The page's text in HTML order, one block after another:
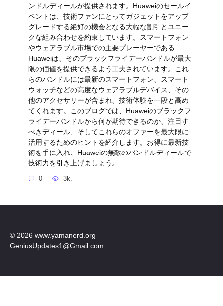
ンドルディールが提供されます。Huaweiのセールイ
ベントは、技術ファンにとってガジェットをアップ
グレードする絶好の機会となる大幅な割引とユニー
クな組み合わせを約束しています。スマートフォン
やウェアラブル市場での主要プレーヤーである
Huaweiは、そのブラックフライデーバンドルが最大
限の価値を提供できるよう工夫されています。これ
らのバンドルには最新のスマートフォン、スマート
ウォッチなどの高度なウェアラブルデバイス、その
他のアクセサリーが含まれ、技術体験を一段と高め
てくれます。このブログでは、Huaweiのブラックフ
ライデーバンドルから何が期待できるのか、注目す
べきディール、そしてこれらのオファーを最大限に
活用するためのヒントを紹介します。お得に最新技
術を手に入れ、Huaweiの無敵のバンドルディールで
技術力を引き上げましょう。
0 3k.
© 2026 www.yamanerd.org
GeniusUpdates1@Gmail.com